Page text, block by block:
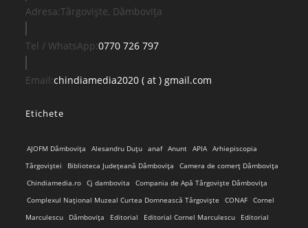
Adresa:Târgoviște, Dâmbovița
Tel / WhatsApp:0770 726 797Opens
your
Email:chindiamedia2020 ( at ) gmail.com
Etichete
AJOFM Dâmbovița Alesandru Duțu anaf Anunt APIA Arhiepiscopia
Târgoviștei
Biblioteca Județeană Dâmbovița
Camera de comerț Dâmbovița
Chindiamedia.ro
Cj dambovita
Compania de Apă Târgoviște Dâmbovița
Complexul Național Muzeal Curtea Domnească Târgoviște
CONAF
Cornel
Marculescu
Dâmbovița Editorial Editorial Cornel Marculescu Editorial